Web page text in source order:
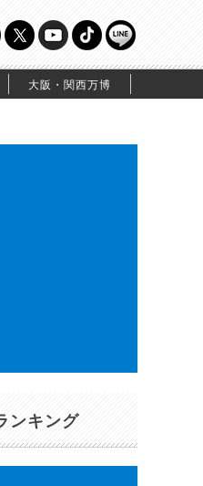
大阪・関西万博
ンキング